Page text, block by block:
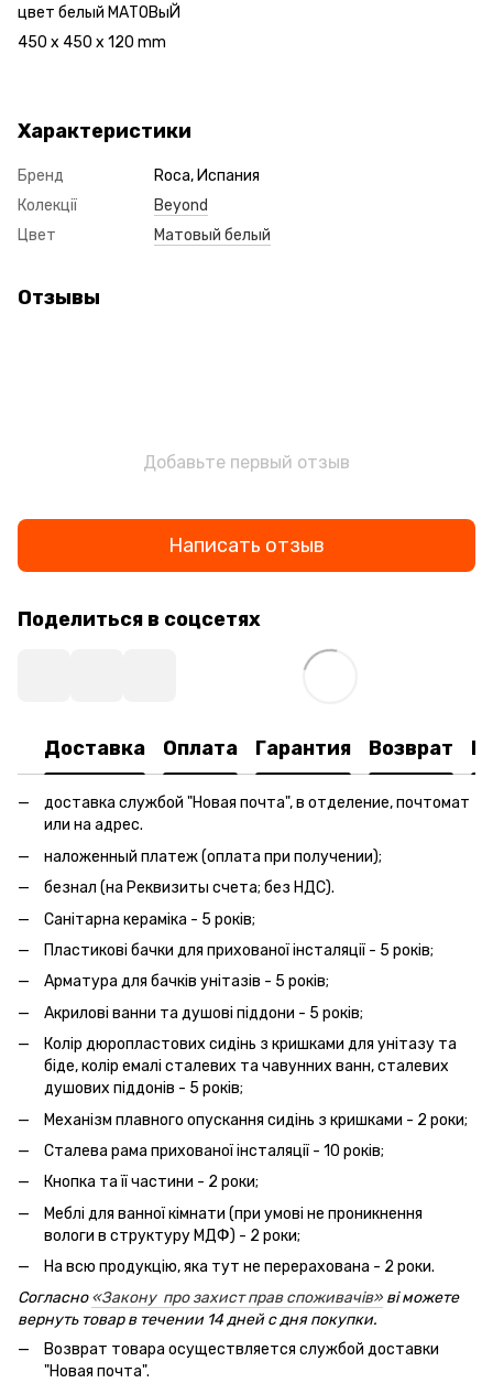
цвет белый МАТОВыЙ
450 x 450 x 120 mm
Характеристики
Бренд
Roca, Испания
Колекції
Beyond
Цвет
Матовый белый
Отзывы
Добавьте первый отзыв
Написать отзыв
Поделиться в соцсетях
Доставка Оплата Гарантия Возврат
доставка службой "Новая почта", в отделение, почтомат
или на адрес.
наложенный платеж (оплата при получении);
безнал (на Реквизиты счета; без НДС).
Санітарна кераміка - 5 років;
Пластикові бачки для прихованої інсталяції - 5 років;
Арматура для бачків унітазів - 5 років;
Акрилові ванни та душові піддони - 5 років;
Колір дюропластових сидінь з кришками для унітазу та
біде, колір емалі сталевих та чавунних ванн, сталевих
душових піддонів - 5 років;
Механізм плавного опускання сидінь з кришками - 2 роки;
Сталева рама прихованої інсталяції - 10 років;
Кнопка та її частини - 2 роки;
Меблі для ванної кімнати (при умові не проникнення
вологи в структуру МДФ) - 2 роки;
На всю продукцію, яка тут не перерахована - 2 роки.
Согласно«Закону про захист прав споживачів» ві можете
вернуть товар в течении 14 дней с дня покупки.
Возврат товара осуществляется службой доставки
"Новая почта".